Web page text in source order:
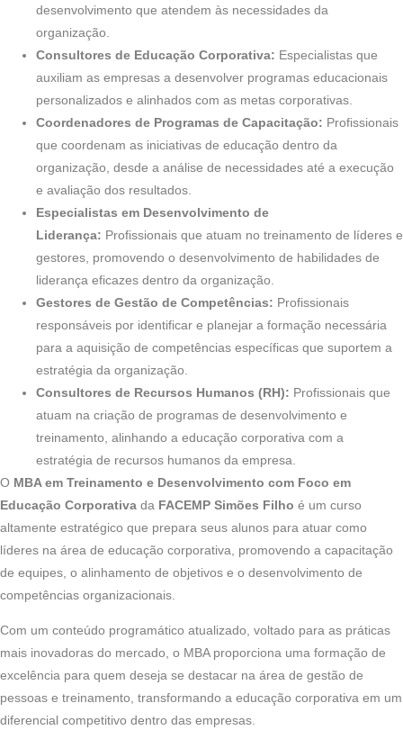
desenvolvimento que atendem às necessidades da
organização.
Consultores de Educação Corporativa: Especialistas que
auxiliam as empresas a desenvolver programas educacionais
personalizados e alinhados com as metas corporativas.
Coordenadores de Programas de Capacitação: Profissionais
que coordenam as iniciativas de educação dentro da
organização, desde a análise de necessidades até a execução
e avaliação dos resultados.
Especialistas em Desenvolvimento de
Liderança: Profissionais que atuam no treinamento de líderes e
gestores, promovendo o desenvolvimento de habilidades de
liderança eficazes dentro da organização.
Gestores de Gestão de Competências: Profissionais
responsáveis por identificar e planejar a formação necessária
para a aquisição de competências específicas que suportem a
estratégia da organização.
Consultores de Recursos Humanos (RH): Profissionais que
atuam na criação de programas de desenvolvimento e
treinamento, alinhando a educação corporativa com a
estratégia de recursos humanos da empresa.
O MBA em Treinamento e Desenvolvimento com Foco em
Educação Corporativa da FACEMP Simões Filho é um curso
altamente estratégico que prepara seus alunos para atuar como
líderes na área de educação corporativa, promovendo a capacitação
de equipes, o alinhamento de objetivos e o desenvolvimento de
competências organizacionais.
Com um conteúdo programático atualizado, voltado para as práticas
mais inovadoras do mercado, o MBA proporciona uma formação de
excelência para quem deseja se destacar na área de gestão de
pessoas e treinamento, transformando a educação corporativa em um
diferencial competitivo dentro das empresas.